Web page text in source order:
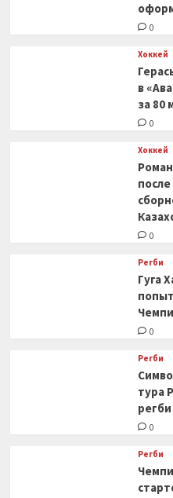
0
Хоккей
в
за 80
0
Хоккей
0
Регби
Гуга
0
Регби
тура
регби
0
Регби